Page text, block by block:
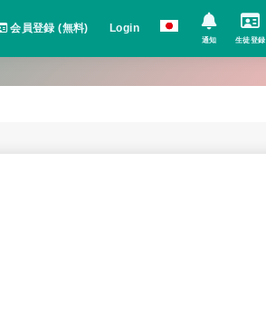
会員登録 (無料) Login
通知 生徒登録